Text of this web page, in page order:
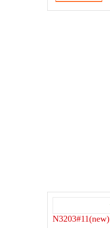
N3203#11(new)